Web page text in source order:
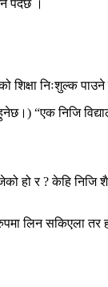
पर्दछ ।
शिक्षा निःशुल्क
“एक निजि
हो र ? केहि
लिन सकिएला तर